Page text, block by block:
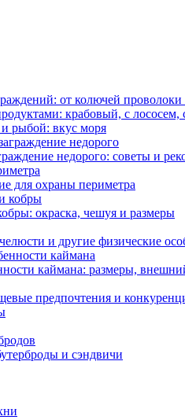
от колючей проволоки
рыбой: вкус моря
недорого: советы и
для охраны периметра
окраска, чешуя и размеры
и другие физические
каймана: размеры,
предпочтения и
и сэндвичи